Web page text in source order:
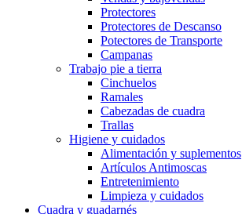
Protectores
Protectores de Descanso
Potectores de Transporte
Campanas
Trabajo pie a tierra
Cinchuelos
Ramales
Cabezadas de cuadra
Trallas
Higiene y cuidados
Alimentación y suplementos
Artículos Antimoscas
Entretenimiento
Limpieza y cuidados
Cuadra y guadarnés